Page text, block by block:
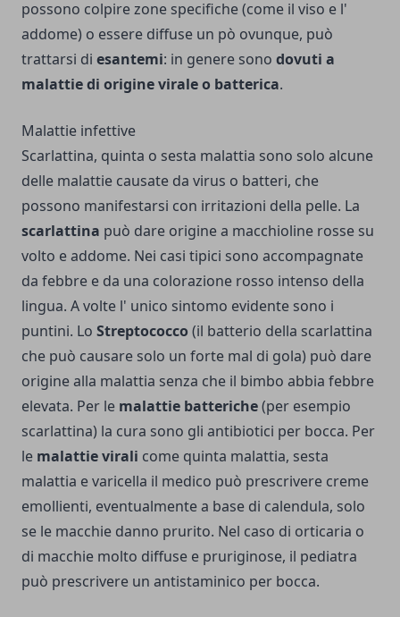
possono colpire zone specifiche (come il viso e l'
addome) o essere diffuse un pò ovunque, può
trattarsi di esantemi: in genere sono dovuti a
malattie di origine virale o batterica.
Malattie infettive
Scarlattina, quinta o sesta malattia sono solo alcune
delle malattie causate da virus o batteri, che
possono manifestarsi con irritazioni della pelle. La
scarlattina può dare origine a macchioline rosse su
volto e addome. Nei casi tipici sono accompagnate
da febbre e da una colorazione rosso intenso della
lingua. A volte l' unico sintomo evidente sono i
puntini. Lo Streptococco (il batterio della scarlattina
che può causare solo un forte mal di gola) può dare
origine alla malattia senza che il bimbo abbia febbre
elevata. Per le malattie batteriche(per esempio
scarlattina) la cura sono gli antibiotici per bocca. Per
le malattie virali come quinta malattia, sesta
malattia e varicella il medico può prescrivere creme
emollienti, eventualmente a base di calendula, solo
se le macchie danno prurito. Nel caso di orticaria o
di macchie molto diffuse e pruriginose, il pediatra
può prescrivere un antistaminico per bocca.